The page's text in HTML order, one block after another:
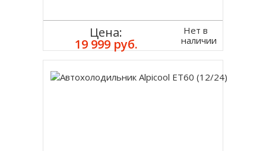
Цена:
19 999 руб.
Нет в
наличии